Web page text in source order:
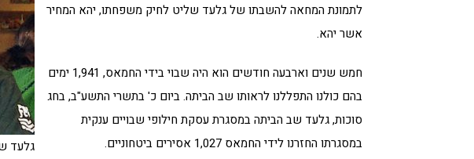
גלעד
לתמונת המחאה להשבתו של גלעד שליט לחיק משפחתו, יהא המחיר
אשר יהא.
חמש שנים וארבעה חודשים הוא היה שבוי בידי החמאס, 1,941 ימים
בהם כולנו התפללנו לראותו שב הביתה. ביום כ' בתשרי התשע"ב, בחג
סוכות, גלעד שב הביתה במסגרת עסקת חילופי שבויים ענקית
במסגרתו החזרנו לידי החמאס 1,027 אסירים ביטחוניים.